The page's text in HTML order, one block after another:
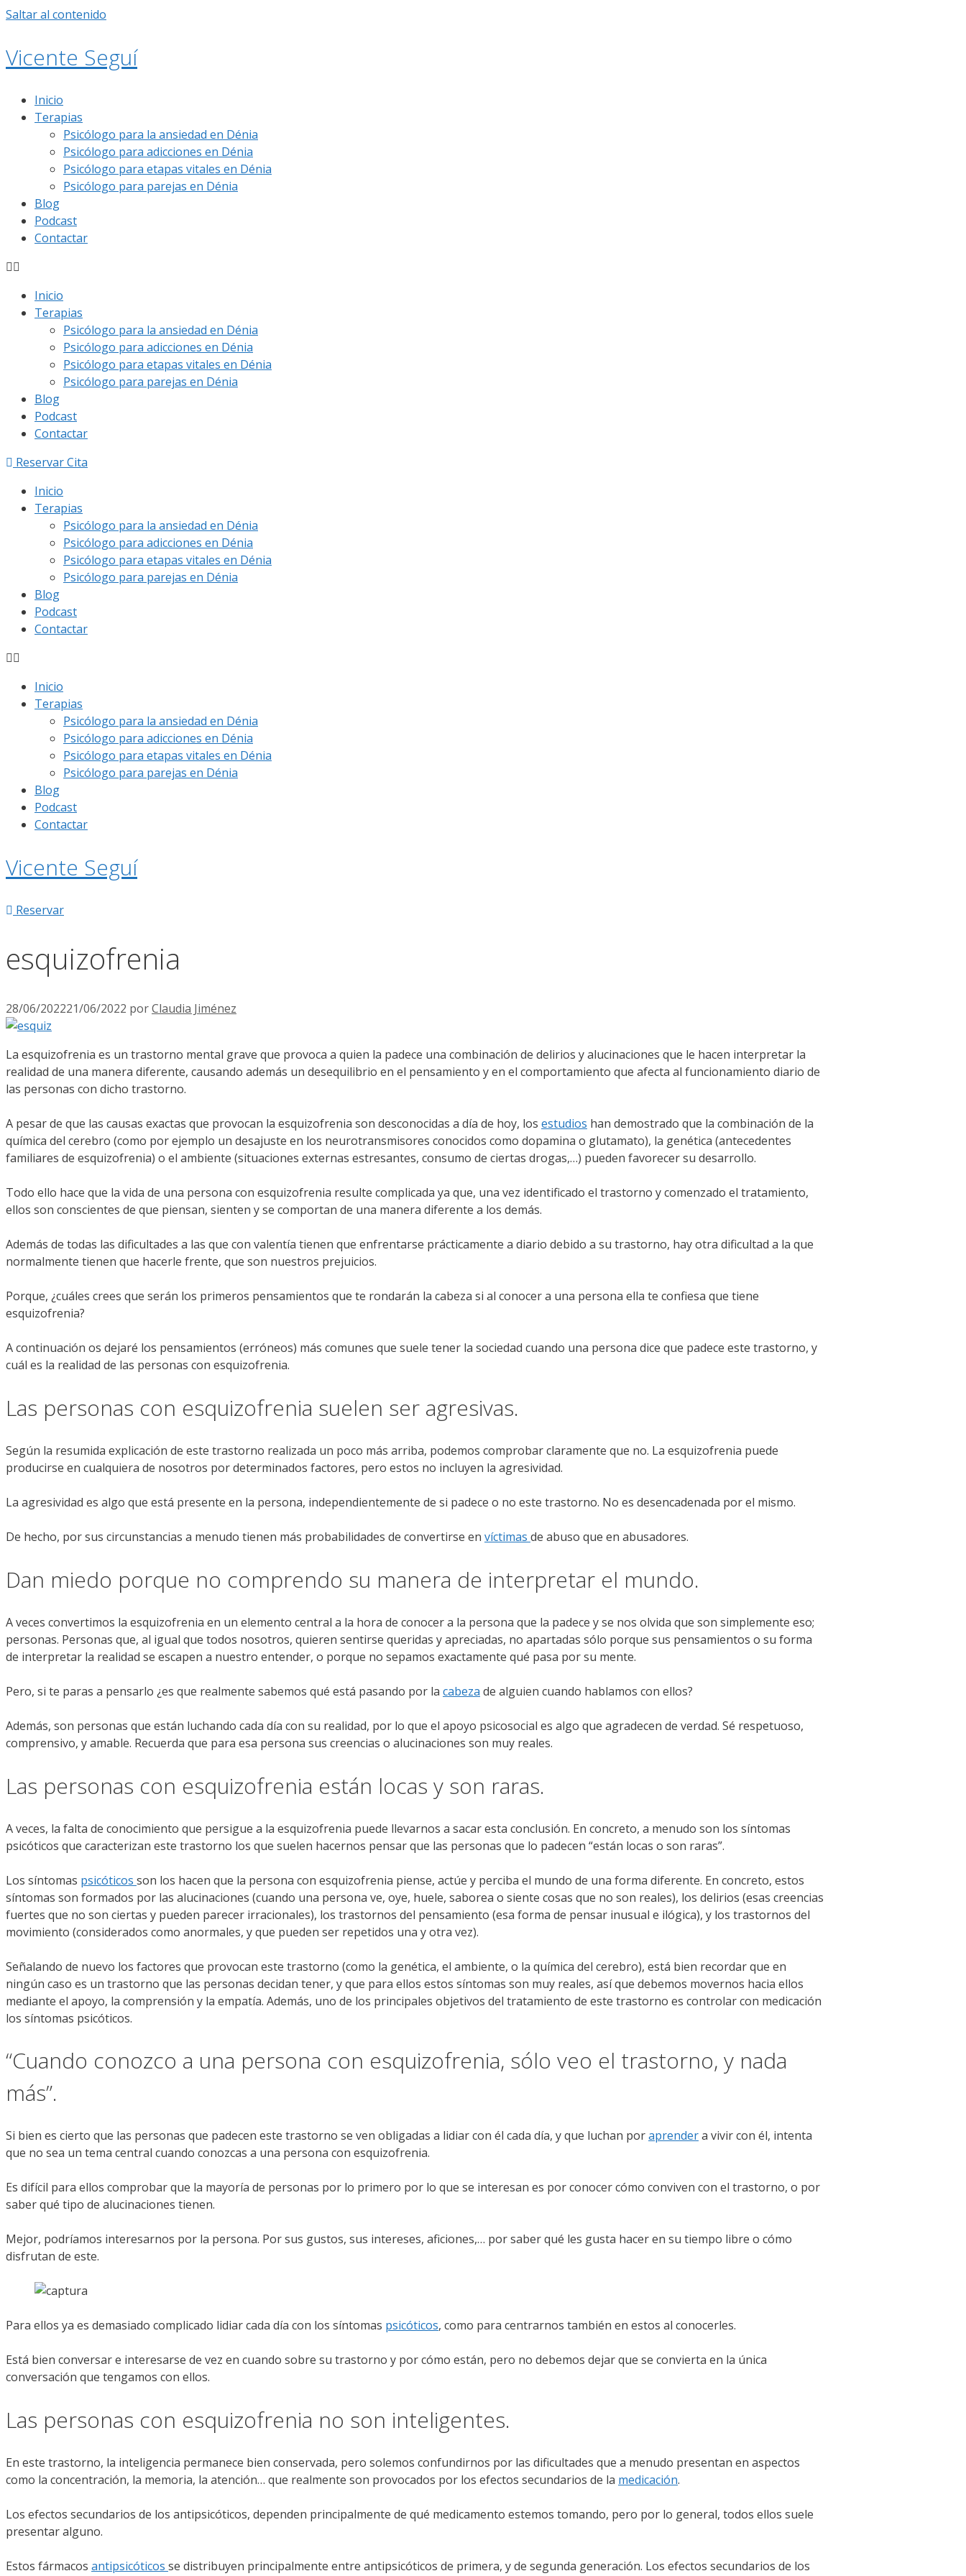
Saltar al contenido
Vicente Seguí
Inicio
Terapias
Psicólogo para la ansiedad en Dénia
Psicólogo para adicciones en Dénia
Psicólogo para etapas vitales en Dénia
Psicólogo para parejas en Dénia
Blog
Podcast
Contactar
Inicio
Terapias
Psicólogo para la ansiedad en Dénia
Psicólogo para adicciones en Dénia
Psicólogo para etapas vitales en Dénia
Psicólogo para parejas en Dénia
Blog
Podcast
Contactar
Reservar Cita
Inicio
Terapias
Psicólogo para la ansiedad en Dénia
Psicólogo para adicciones en Dénia
Psicólogo para etapas vitales en Dénia
Psicólogo para parejas en Dénia
Blog
Podcast
Contactar
Inicio
Terapias
Psicólogo para la ansiedad en Dénia
Psicólogo para adicciones en Dénia
Psicólogo para etapas vitales en Dénia
Psicólogo para parejas en Dénia
Blog
Podcast
Contactar
Vicente Seguí
Reservar
esquizofrenia
28/06/202221/06/2022 porClaudia Jiménez
La esquizofrenia es un trastorno mental grave que provoca a quien la padece una combinación de delirios y alucinaciones que le hacen interpretar la
realidad de una manera diferente, causando además un desequilibrio en el pensamiento y en el comportamiento que afecta al funcionamiento diario de
las personas con dicho trastorno.
A pesar de que las causas exactas que provocan la esquizofrenia son desconocidas a día de hoy, los estudios han demostrado que la combinación de la
química del cerebro (como por ejemplo un desajuste en los neurotransmisores conocidos como dopamina o glutamato), la genética (antecedentes
familiares de esquizofrenia) o el ambiente (situaciones externas estresantes, consumo de ciertas drogas,…) pueden favorecer su desarrollo.
Todo ello hace que la vida de una persona con esquizofrenia resulte complicada ya que, una vez identificado el trastorno y comenzado el tratamiento,
ellos son conscientes de que piensan, sienten y se comportan de una manera diferente a los demás.
Además de todas las dificultades a las que con valentía tienen que enfrentarse prácticamente a diario debido a su trastorno, hay otra dificultad a la que
normalmente tienen que hacerle frente, que son nuestros prejuicios.
Porque, ¿cuáles crees que serán los primeros pensamientos que te rondarán la cabeza si al conocer a una persona ella te confiesa que tiene
esquizofrenia?
A continuación os dejaré los pensamientos (erróneos) más comunes que suele tener la sociedad cuando una persona dice que padece este trastorno, y
cuál es la realidad de las personas con esquizofrenia.
Las personas con esquizofrenia suelen ser agresivas.
Según la resumida explicación de este trastorno realizada un poco más arriba, podemos comprobar claramente que no. La esquizofrenia puede
producirse en cualquiera de nosotros por determinados factores, pero estos no incluyen la agresividad.
La agresividad es algo que está presente en la persona, independientemente de si padece o no este trastorno. No es desencadenada por el mismo.
De hecho, por sus circunstancias a menudo tienen más probabilidades de convertirse en víctimas de abuso que en abusadores.
Dan miedo porque no comprendo su manera de interpretar el mundo.
A veces convertimos la esquizofrenia en un elemento central a la hora de conocer a la persona que la padece y se nos olvida que son simplemente eso;
personas. Personas que, al igual que todos nosotros, quieren sentirse queridas y apreciadas, no apartadas sólo porque sus pensamientos o su forma
de interpretar la realidad se escapen a nuestro entender, o porque no sepamos exactamente qué pasa por su mente.
Pero, si te paras a pensarlo ¿es que realmente sabemos qué está pasando por la cabeza de alguien cuando hablamos con ellos?
Además, son personas que están luchando cada día con su realidad, por lo que el apoyo psicosocial es algo que agradecen de verdad. Sé respetuoso,
comprensivo, y amable. Recuerda que para esa persona sus creencias o alucinaciones son muy reales.
Las personas con esquizofrenia están locas y son raras.
A veces, la falta de conocimiento que persigue a la esquizofrenia puede llevarnos a sacar esta conclusión. En concreto, a menudo son los síntomas
psicóticos que caracterizan este trastorno los que suelen hacernos pensar que las personas que lo padecen “están locas o son raras”.
Los síntomas psicóticos son los hacen que la persona con esquizofrenia piense, actúe y perciba el mundo de una forma diferente. En concreto, estos
síntomas son formados por las alucinaciones (cuando una persona ve, oye, huele, saborea o siente cosas que no son reales), los delirios (esas creencias
fuertes que no son ciertas y pueden parecer irracionales), los trastornos del pensamiento (esa forma de pensar inusual e ilógica), y los trastornos del
movimiento (considerados como anormales, y que pueden ser repetidos una y otra vez).
Señalando de nuevo los factores que provocan este trastorno (como la genética, el ambiente, o la química del cerebro), está bien recordar que en
ningún caso es un trastorno que las personas decidan tener, y que para ellos estos síntomas son muy reales, así que debemos movernos hacia ellos
mediante el apoyo, la comprensión y la empatía. Además, uno de los principales objetivos del tratamiento de este trastorno es controlar con medicación
los síntomas psicóticos.
“Cuando conozco a una persona con esquizofrenia, sólo veo el trastorno, y nada
más”.
Si bien es cierto que las personas que padecen este trastorno se ven obligadas a lidiar con él cada día, y que luchan poraprendera vivir con él, intenta
que no sea un tema central cuando conozcas a una persona con esquizofrenia.
Es difícil para ellos comprobar que la mayoría de personas por lo primero por lo que se interesan es por conocer cómo conviven con el trastorno, o por
saber qué tipo de alucinaciones tienen.
Mejor, podríamos interesarnos por la persona. Por sus gustos, sus intereses, aficiones,… por saber qué les gusta hacer en su tiempo libre o cómo
disfrutan de este.
Para ellos ya es demasiado complicado lidiar cada día con los síntomas psicóticos, como para centrarnos también en estos al conocerles.
Está bien conversar e interesarse de vez en cuando sobre su trastorno y por cómo están, pero no debemos dejar que se convierta en la única
conversación que tengamos con ellos.
Las personas con esquizofrenia no son inteligentes.
En este trastorno, la inteligencia permanece bien conservada, pero solemos confundirnos por las dificultades que a menudo presentan en aspectos
como la concentración, la memoria, la atención… que realmente son provocados por los efectos secundarios de la medicación.
Los efectos secundarios de los antipsicóticos, dependen principalmente de qué medicamento estemos tomando, pero por lo general, todos ellos suele
presentar alguno.
Estos fármacos antipsicóticos se distribuyen principalmente entre antipsicóticos de primera, y de segunda generación. Los efectos secundarios de los